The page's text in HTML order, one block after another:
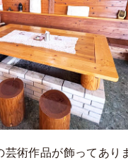
芸術作品が飾ってあり